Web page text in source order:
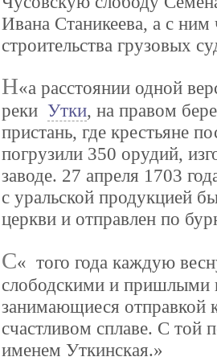
Ивана Станикеева, а с ним
строительства грузовых
Н а расстоянии одной
реки Утки, на правом
пристань, где крестьяне
погрузили 350 орудий,
заводе. 27 апреля 1703
с уральской продукцией
церкви и отправлен по
С
того года каждую
слободскими и пришлыми
занимающиеся отправкой
счастливом сплаве. С той
именем Уткинская.